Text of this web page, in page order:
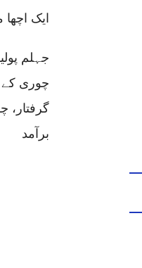
ایک
جہلم
چوری
برآمد